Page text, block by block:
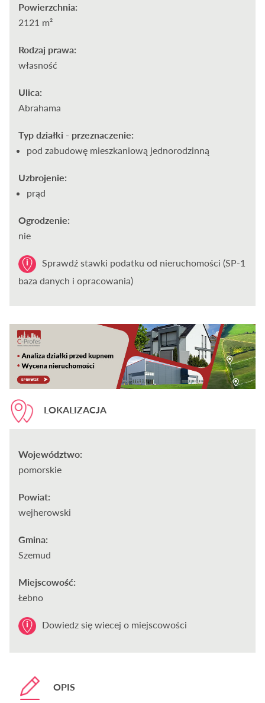
Powierzchnia:
2121 m²
Rodzaj prawa:
własność
Ulica:
Abrahama
Typ działki - przeznaczenie:
pod zabudowę mieszkaniową jednorodzinną
Uzbrojenie:
prąd
Ogrodzenie:
nie
Sprawdź stawki podatku od nieruchomości (SP-1
baza danych i opracowania)
LOKALIZACJA
Województwo:
pomorskie
Powiat:
wejherowski
Gmina:
Szemud
Miejscowość:
Łebno
Dowiedz się wiecej o miejscowości
OPIS